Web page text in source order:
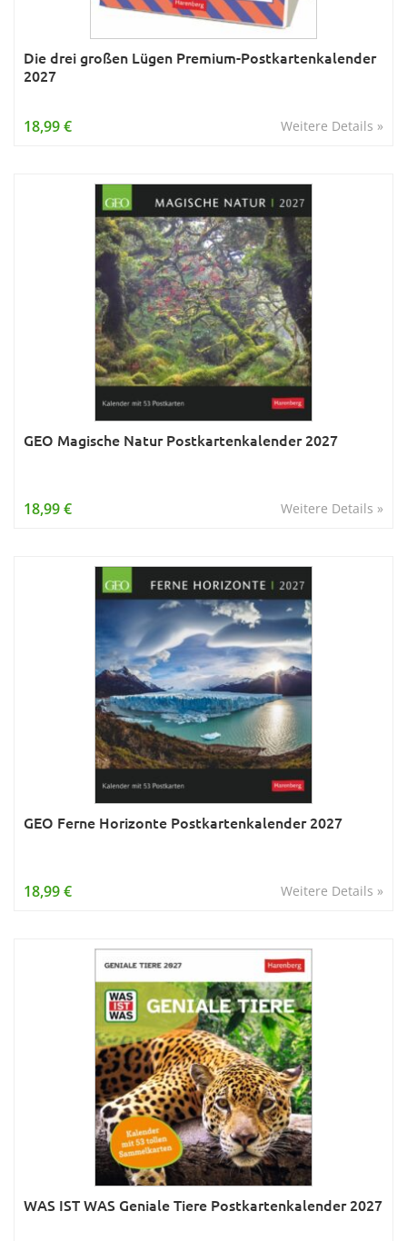
Die drei großen Lügen Premium-Postkartenkalender
2027
Weitere Details »
18,99 €
GEO Magische Natur Postkartenkalender 2027
Weitere Details »
18,99 €
GEO Ferne Horizonte Postkartenkalender 2027
Weitere Details »
18,99 €
WAS IST WAS Geniale Tiere Postkartenkalender 2027